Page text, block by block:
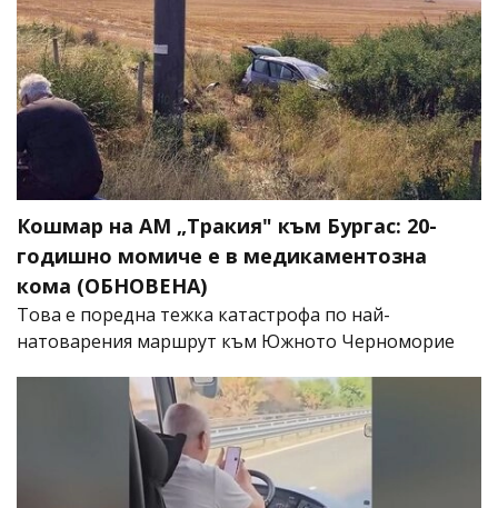
Кошмар на АМ „Тракия" към Бургас: 20-
годишно момиче е в медикаментозна
кома (ОБНОВЕНА)
Това е поредна тежка катастрофа по най-
натоварения маршрут към Южното Черноморие